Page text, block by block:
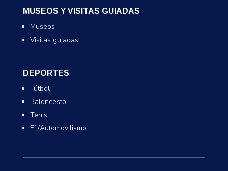
MUSEOS Y VISITAS GUIADAS
Museos
Visitas guiadas
DEPORTES
Fútbol
Baloncesto
Tenis
F1/Automovilismo